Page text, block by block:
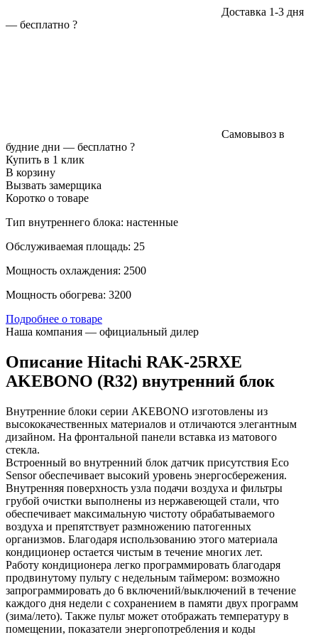
Доставка 1-3 дня
— бесплатно ?
Самовывоз в
будние дни — бесплатно ?
Купить в 1 клик
В корзину
Вызвать замерщика
Коротко о товаре
Тип внутреннего блока: настенные
Обслуживаемая площадь: 25
Мощность охлаждения: 2500
Мощность обогрева: 3200
Подробнее о товаре
Наша компания — официальный дилер
Описание Hitachi RAK-25RXE
AKEBONO (R32) внутренний блок
Внутренние блоки cерии AKEBONO изготовлены из
высококачественных материалов и отличаются элегантным
дизайном. На фронтальной панели вставка из матового
стекла.
Встроенный во внутренний блок датчик присутствия Eco
Sensor обеспечивает высокий уровень энергосбережения.
Внутренняя поверхность узла подачи воздуха и фильтры
грубой очистки выполнены из нержавеющей стали, что
обеспечивает максимальную чистоту обрабатываемого
воздуха и препятствует размножению патогенных
организмов. Благодаря использованию этого материала
кондиционер остается чистым в течение многих лет.
Работу кондиционера легко программировать благодаря
продвинутому пульту с недельным таймером: возможно
запрограммировать до 6 включений/выключений в течение
каждого дня недели с сохранением в памяти двух программ
(зима/лето). Также пульт может отображать температуру в
помещении, показатели энергопотребления и коды